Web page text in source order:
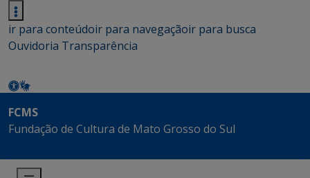
ir para conteúdoir para navegaçãoir para busca
Ouvidoria Transparência
FCMS
Fundação de Cultura de Mato Grosso do Sul